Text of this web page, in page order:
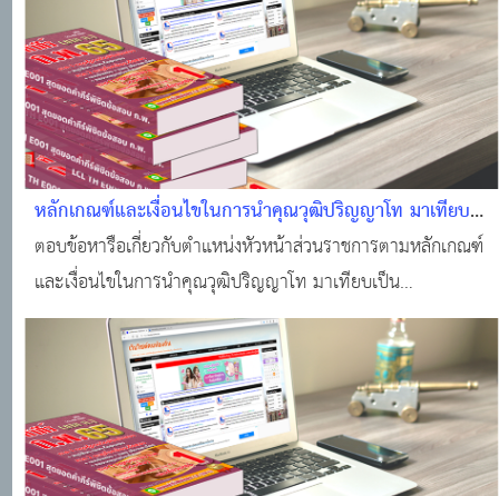
หลักเกณฑ์และเงื่อนไขในการนำคุณวุฒิปริญญาโท มาเทียบ
เป็นประสบการณ์การบริหารเพื่อลดระยะเวลาในการดำรง
ตำแหน่งบริหาร
ตอบข้อหารือเกี่ยวกับตำแหน่งหัวหน้าส่วนราชการตามหลักเกณฑ์
และเงื่อนไขในการนำคุณวุฒิปริญญาโท มาเทียบเป็น
ประสบการณ์การบริหารเพื่อลดระยะเวลาในการดำรงตำแหน่ง
บริหาร (มท 0809.2/ว166)